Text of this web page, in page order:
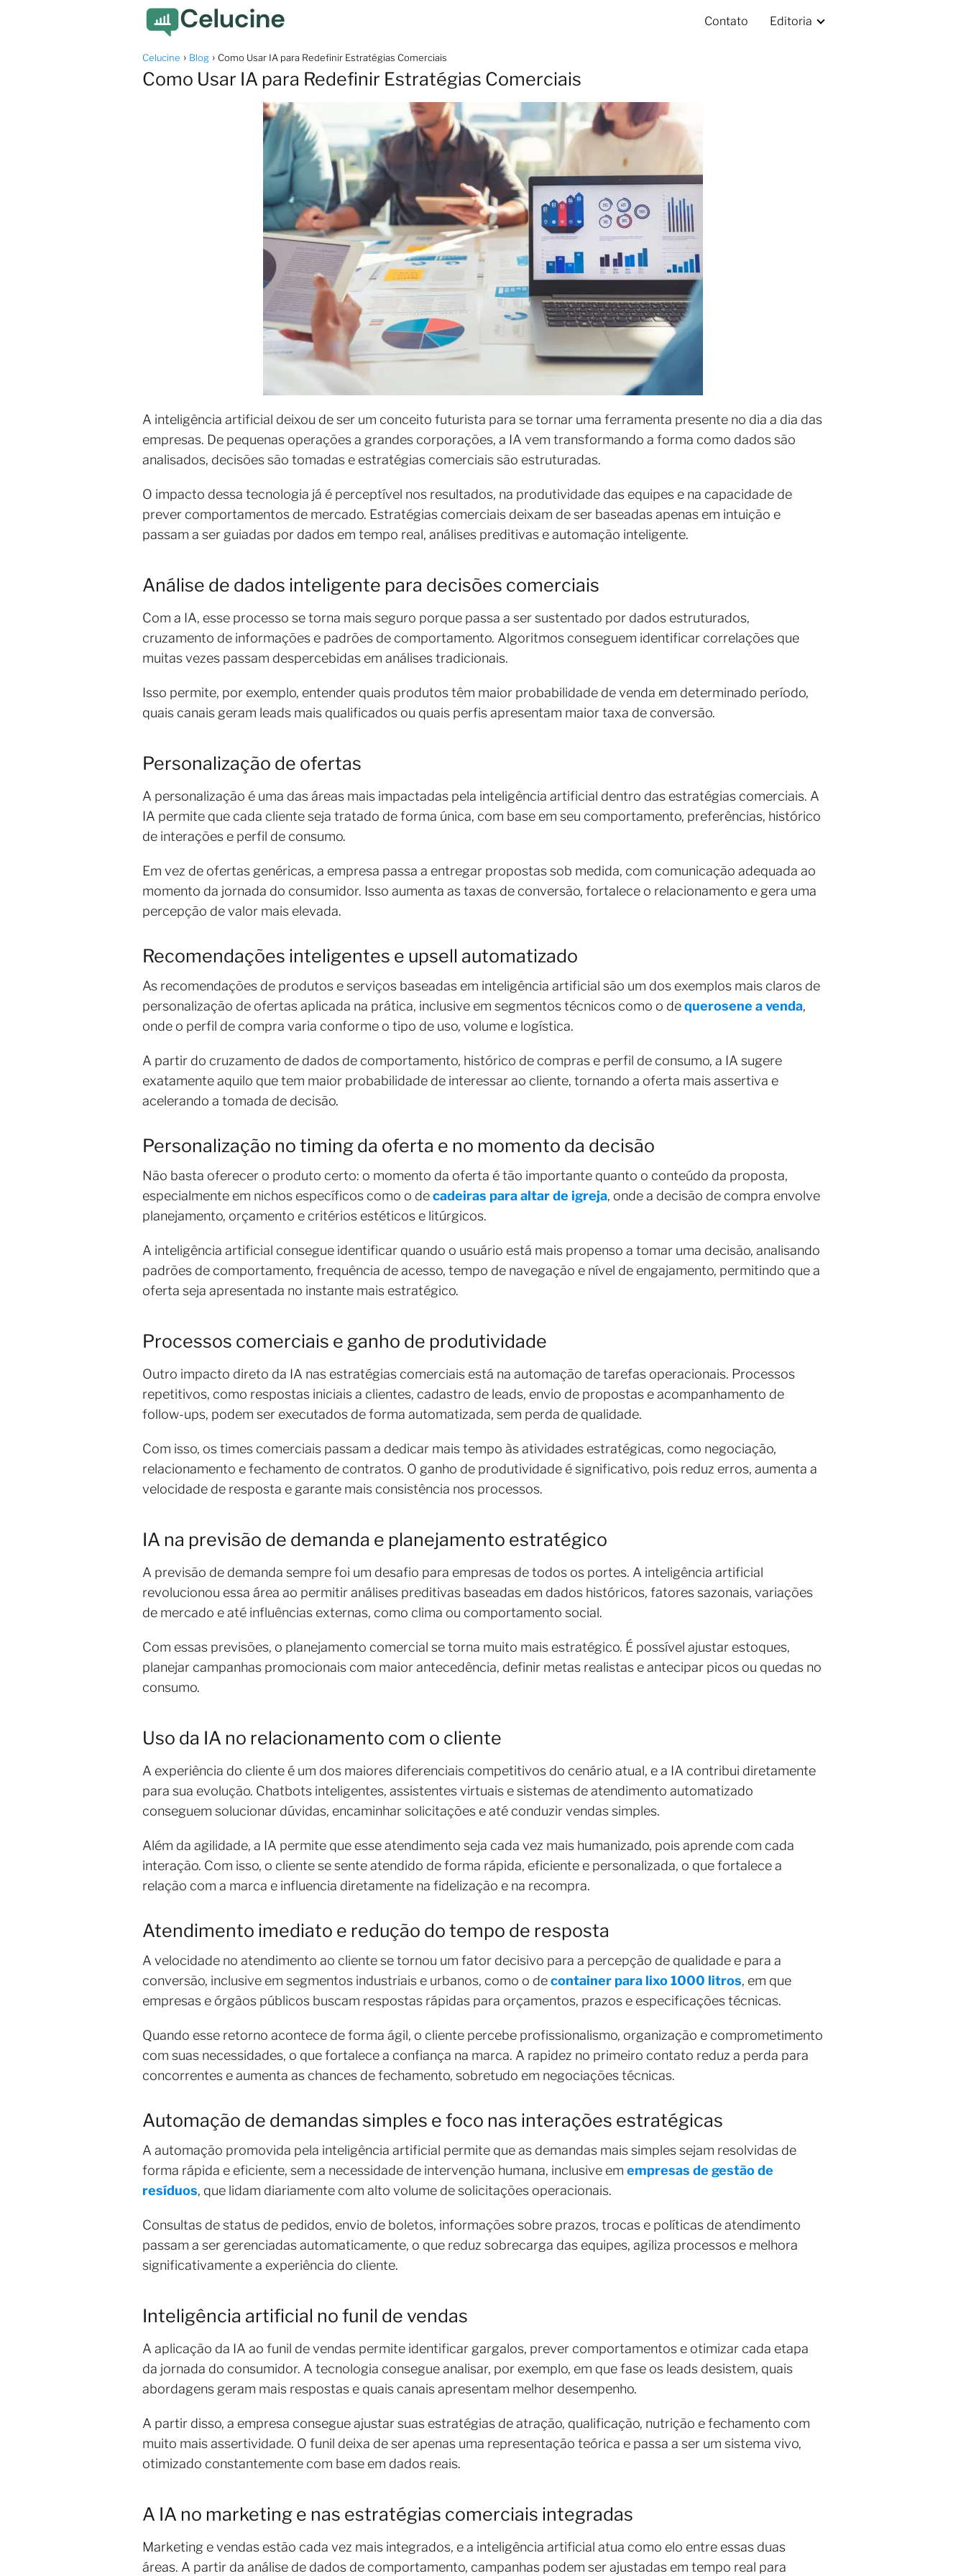
Contato Editoria
Celucine Blog Como Usar IA para Redefinir Estratégias Comerciais
Como Usar IA para Redefinir Estratégias Comerciais
A inteligência artificial deixou de ser um conceito futurista para se tornar uma ferramenta presente no dia a dia das
empresas. De pequenas operações a grandes corporações, a IA vem transformando a forma como dados são
analisados, decisões são tomadas e estratégias comerciais são estruturadas.
O impacto dessa tecnologia já é perceptível nos resultados, na produtividade das equipes e na capacidade de
prever comportamentos de mercado. Estratégias comerciais deixam de ser baseadas apenas em intuição e
passam a ser guiadas por dados em tempo real, análises preditivas e automação inteligente.
Análise de dados inteligente para decisões comerciais
Com a IA, esse processo se torna mais seguro porque passa a ser sustentado por dados estruturados,
cruzamento de informações e padrões de comportamento. Algoritmos conseguem identificar correlações que
muitas vezes passam despercebidas em análises tradicionais.
Isso permite, por exemplo, entender quais produtos têm maior probabilidade de venda em determinado período,
quais canais geram leads mais qualificados ou quais perfis apresentam maior taxa de conversão.
Personalização de ofertas
A personalização é uma das áreas mais impactadas pela inteligência artificial dentro das estratégias comerciais. A
IA permite que cada cliente seja tratado de forma única, com base em seu comportamento, preferências, histórico
de interações e perfil de consumo.
Em vez de ofertas genéricas, a empresa passa a entregar propostas sob medida, com comunicação adequada ao
momento da jornada do consumidor. Isso aumenta as taxas de conversão, fortalece o relacionamento e gera uma
percepção de valor mais elevada.
Recomendações inteligentes e upsell automatizado
As recomendações de produtos e serviços baseadas em inteligência artificial são um dos exemplos mais claros de
personalização de ofertas aplicada na prática, inclusive em segmentos técnicos como o dequerosene a venda,
onde o perfil de compra varia conforme o tipo de uso, volume e logística.
A partir do cruzamento de dados de comportamento, histórico de compras e perfil de consumo, a IA sugere
exatamente aquilo que tem maior probabilidade de interessar ao cliente, tornando a oferta mais assertiva e
acelerando a tomada de decisão.
Personalização no timing da oferta e no momento da decisão
Não basta oferecer o produto certo: o momento da oferta é tão importante quanto o conteúdo da proposta,
especialmente em nichos específicos como o decadeiras para altar de igreja, onde a decisão de compra envolve
planejamento, orçamento e critérios estéticos e litúrgicos.
A inteligência artificial consegue identificar quando o usuário está mais propenso a tomar uma decisão, analisando
padrões de comportamento, frequência de acesso, tempo de navegação e nível de engajamento, permitindo que a
oferta seja apresentada no instante mais estratégico.
Processos comerciais e ganho de produtividade
Outro impacto direto da IA nas estratégias comerciais está na automação de tarefas operacionais. Processos
repetitivos, como respostas iniciais a clientes, cadastro de leads, envio de propostas e acompanhamento de
follow-ups, podem ser executados de forma automatizada, sem perda de qualidade.
Com isso, os times comerciais passam a dedicar mais tempo às atividades estratégicas, como negociação,
relacionamento e fechamento de contratos. O ganho de produtividade é significativo, pois reduz erros, aumenta a
velocidade de resposta e garante mais consistência nos processos.
IA na previsão de demanda e planejamento estratégico
A previsão de demanda sempre foi um desafio para empresas de todos os portes. A inteligência artificial
revolucionou essa área ao permitir análises preditivas baseadas em dados históricos, fatores sazonais, variações
de mercado e até influências externas, como clima ou comportamento social.
Com essas previsões, o planejamento comercial se torna muito mais estratégico. É possível ajustar estoques,
planejar campanhas promocionais com maior antecedência, definir metas realistas e antecipar picos ou quedas no
consumo.
Uso da IA no relacionamento com o cliente
A experiência do cliente é um dos maiores diferenciais competitivos do cenário atual, e a IA contribui diretamente
para sua evolução. Chatbots inteligentes, assistentes virtuais e sistemas de atendimento automatizado
conseguem solucionar dúvidas, encaminhar solicitações e até conduzir vendas simples.
Além da agilidade, a IA permite que esse atendimento seja cada vez mais humanizado, pois aprende com cada
interação. Com isso, o cliente se sente atendido de forma rápida, eficiente e personalizada, o que fortalece a
relação com a marca e influencia diretamente na fidelização e na recompra.
Atendimento imediato e redução do tempo de resposta
A velocidade no atendimento ao cliente se tornou um fator decisivo para a percepção de qualidade e para a
conversão, inclusive em segmentos industriais e urbanos, como o decontainer para lixo 1000 litros, em que
empresas e órgãos públicos buscam respostas rápidas para orçamentos, prazos e especificações técnicas.
Quando esse retorno acontece de forma ágil, o cliente percebe profissionalismo, organização e comprometimento
com suas necessidades, o que fortalece a confiança na marca. A rapidez no primeiro contato reduz a perda para
concorrentes e aumenta as chances de fechamento, sobretudo em negociações técnicas.
Automação de demandas simples e foco nas interações estratégicas
A automação promovida pela inteligência artificial permite que as demandas mais simples sejam resolvidas de
forma rápida e eficiente, sem a necessidade de intervenção humana, inclusive em empresas de gestão de
resíduos, que lidam diariamente com alto volume de solicitações operacionais.
Consultas de status de pedidos, envio de boletos, informações sobre prazos, trocas e políticas de atendimento
passam a ser gerenciadas automaticamente, o que reduz sobrecarga das equipes, agiliza processos e melhora
significativamente a experiência do cliente.
Inteligência artificial no funil de vendas
A aplicação da IA ao funil de vendas permite identificar gargalos, prever comportamentos e otimizar cada etapa
da jornada do consumidor. A tecnologia consegue analisar, por exemplo, em que fase os leads desistem, quais
abordagens geram mais respostas e quais canais apresentam melhor desempenho.
A partir disso, a empresa consegue ajustar suas estratégias de atração, qualificação, nutrição e fechamento com
muito mais assertividade. O funil deixa de ser apenas uma representação teórica e passa a ser um sistema vivo,
otimizado constantemente com base em dados reais.
A IA no marketing e nas estratégias comerciais integradas
Marketing e vendas estão cada vez mais integrados, e a inteligência artificial atua como elo entre essas duas
áreas. A partir da análise de dados de comportamento, campanhas podem ser ajustadas em tempo real para